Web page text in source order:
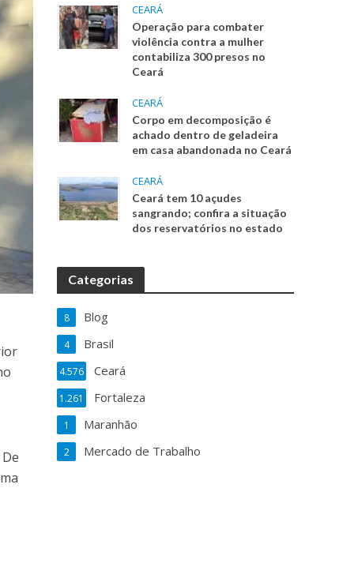
CEARÁ
Operação para combater
violência contra a mulher
contabiliza 300 presos no
Ceará
CEARÁ
Corpo em decomposição é
achado dentro de geladeira
em casa abandonada no Ceará
CEARÁ
Ceará tem 10 açudes
sangrando; confira a situação
dos reservatórios no estado
Categorias
Blog
8
Brasil
4
Ceará
4.576
Fortaleza
1.261
Maranhão
1
Mercado de Trabalho
2